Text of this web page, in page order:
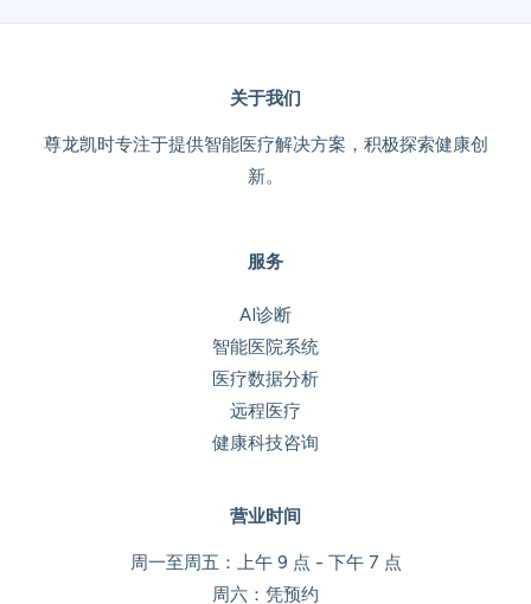
关于我们
尊龙凯时专注于提供智能医疗解决方案，积极探索健康创
新。
服务
AI诊断
智能医院系统
医疗数据分析
远程医疗
健康科技咨询
营业时间
周一至周五：上午 9 点 - 下午 7 点
周六：凭预约